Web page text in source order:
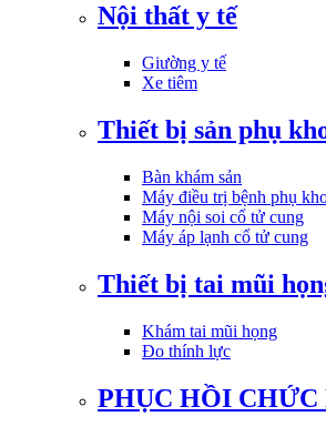
Nội thất y tế
Giường y tế
Xe tiêm
Thiết bị sản phụ
Bàn khám sản
Máy điều trị bệnh phụ
Máy nội soi cổ tử cung
Máy áp lạnh cổ tử cung
Thiết bị tai mũi
Khám tai mũi họng
Đo thính lực
PHỤC HỒI CHỨC